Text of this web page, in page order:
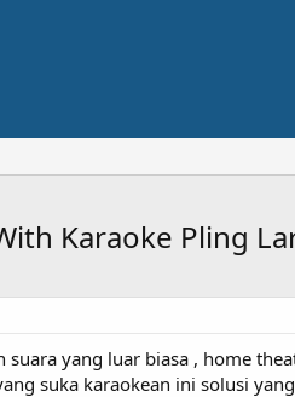
Karaoke Pling
suara yang luar biasa , home
suka karaokean ini solusi